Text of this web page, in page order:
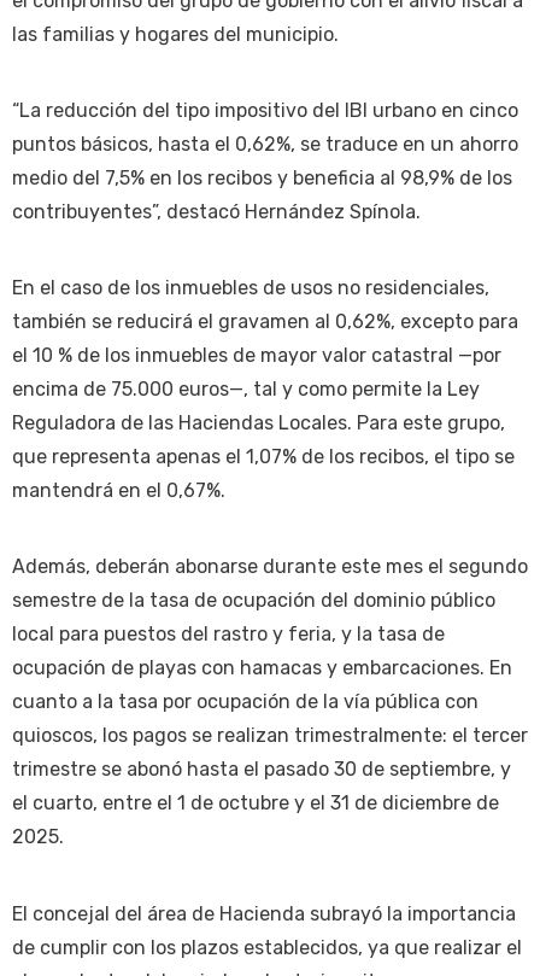
las familias y hogares del municipio.
“La reducción del tipo impositivo del IBI urbano en cinco
puntos básicos, hasta el 0,62%, se traduce en un ahorro
medio del 7,5% en los recibos y beneficia al 98,9% de los
contribuyentes”, destacó Hernández Spínola.
En el caso de los inmuebles de usos no residenciales,
también se reducirá el gravamen al 0,62%, excepto para
el 10 % de los inmuebles de mayor valor catastral —por
encima de 75.000 euros—, tal y como permite la Ley
Reguladora de las Haciendas Locales. Para este grupo,
que representa apenas el 1,07% de los recibos, el tipo se
mantendrá en el 0,67%.
Además, deberán abonarse durante este mes el segundo
semestre de la tasa de ocupación del dominio público
local para puestos del rastro y feria, y la tasa de
ocupación de playas con hamacas y embarcaciones. En
cuanto a la tasa por ocupación de la vía pública con
quioscos, los pagos se realizan trimestralmente: el tercer
trimestre se abonó hasta el pasado 30 de septiembre, y
el cuarto, entre el 1 de octubre y el 31 de diciembre de
2025.
El concejal del área de Hacienda subrayó la importancia
de cumplir con los plazos establecidos, ya que realizar el